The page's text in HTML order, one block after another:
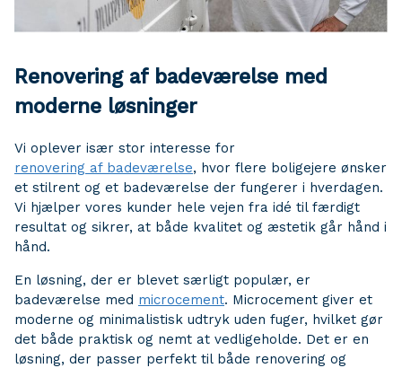
Renovering af badeværelse med
moderne løsninger
Vi oplever især stor interesse for
renovering af badeværelse, hvor flere boligejere ønsker
et stilrent og et badeværelse der fungerer i hverdagen.
Vi hjælper vores kunder hele vejen fra idé til færdigt
resultat og sikrer, at både kvalitet og æstetik går hånd i
hånd.
En løsning, der er blevet særligt populær, er
badeværelse med microcement. Microcement giver et
moderne og minimalistisk udtryk uden fuger, hvilket gør
det både praktisk og nemt at vedligeholde. Det er en
løsning, der passer perfekt til både renovering og